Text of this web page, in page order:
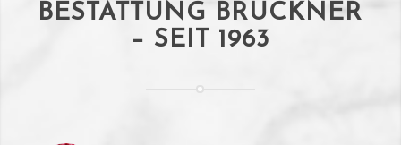
BESTATTUNG BRUCKNER
– SEIT 1963